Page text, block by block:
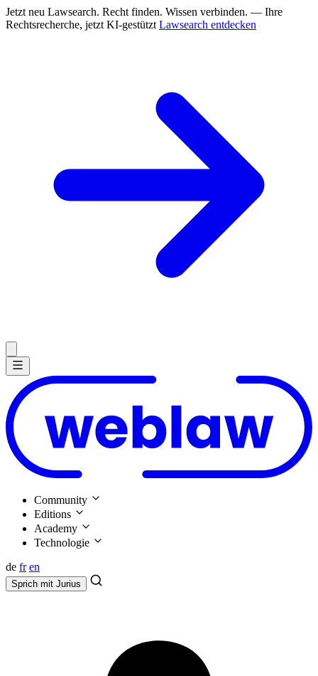
Jetzt neu Lawsearch. Recht finden. Wissen verbinden. — Ihre
Rechtsrecherche, jetzt KI-gestützt Lawsearch entdecken
Community
Editions
Academy
Technologie
de fr en
Sprich mit Jurius